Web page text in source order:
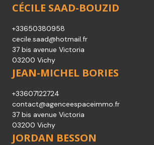
CÉCILE SAAD-BOUZID
+33650380958
cecile.saad@hotmail.fr
37 bis avenue Victoria
03200 Vichy
JEAN-MICHEL BORIES
+33607122724
contact@agenceespaceimmo.fr
37 bis avenue Victoria
03200 Vichy
JORDAN BESSON